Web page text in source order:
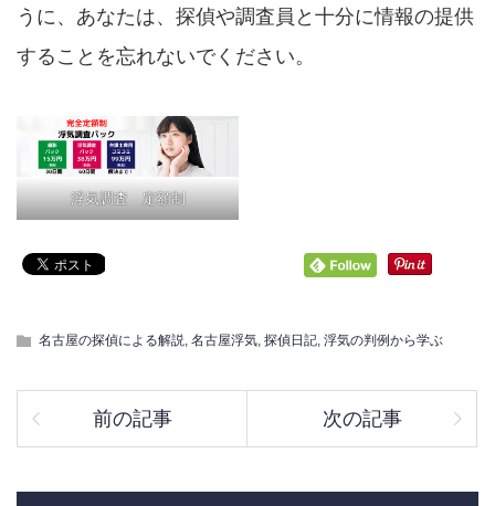
うに、あなたは、探偵や調査員と十分に情報の提供
することを忘れないでください。
浮気調査 定額制
名古屋の探偵による解説, 名古屋浮気, 探偵日記, 浮気の判例から学ぶ
前の記事 次の記事